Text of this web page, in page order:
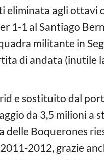
eliminata agli ottavi
1-1 al Santiago
militante in
di andata (inutile
e sostituito dal
da 3,5 milioni a
delle Boquerones
2012, grazie